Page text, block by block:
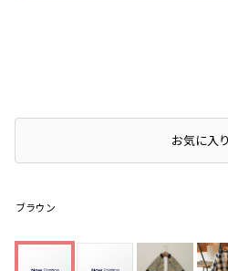
ブラウン
店頭在庫を確認するお気に入